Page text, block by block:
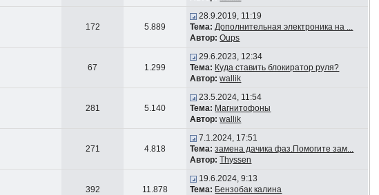
172 5.889
28.9.2019, 11:19
Тема: Дополнительная электроника на ...
Автор: Oups
67 1.299
29.6.2023, 12:34
Тема: Куда ставить блокиратор руля?
Автор: wallik
281 5.140
23.5.2024, 11:54
Тема: Магнитофоны
Автор: wallik
271 4.818
7.1.2024, 17:51
Тема: замена дачика фаз.Помогите зам...
Автор: Thyssen
392 11.878
19.6.2024, 9:13
Тема: Бензобак калина